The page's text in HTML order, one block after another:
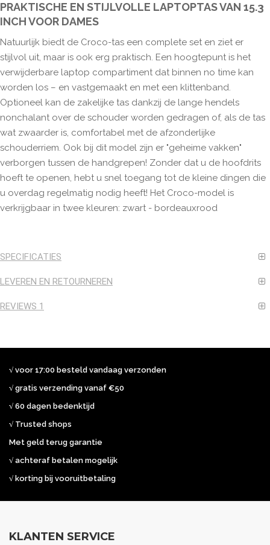
PRAKTISCHE EN STIJLVOLLE LAPTOPTAS VAN 15.3
INCH VOOR DAMES
Natuurlijk biedt de Croco-tas een complete set en ziet er
stijlvol uit, maar is ook erg praktisch. Een hoogtepunt is het
verwijderbare laptop compartiment dat binnen no time kan
worden los – en vastgemaakt en met een klittenband.
Optioneel kan de zakelijke tas dankzij de lange hendels
nonchalant over de schouder worden gedragen of, als de tas
wat zwaarder is, comfortabel met de afzonderlijke
schouderriem. Ook bij dit model zijn er "geheime vakken"
verborgen tussen de handgrepen! Zonder dat u de hoofdrits
hoeft te openen, hebt u snel toegang tot de kleine dingen die
u overdag regelmatig nodig heeft! Het Croco-model is
verkrijgbaar in twee kleuren: zwart - bordeauxrood
SPECIFICATIES
LEVEREN EN RETOURNEREN
REVIEWS 1
√ voor 17:00 besteld vandaag verzonden
√ gratis verzending vanaf €50
√ 60 dagen bedenktijd
√ Trusted shops
Met geld terug garantie
√ achteraf betalen mogelijk
√ korting bij vooruitbetaling
KLANTEN SERVICE